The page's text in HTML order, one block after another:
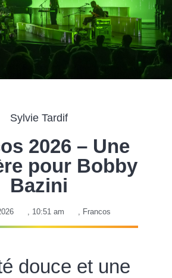
Sylvie Tardif
2026 – Une
pour Bobby
Bazini
, 10:51 am , Francos
douce et une